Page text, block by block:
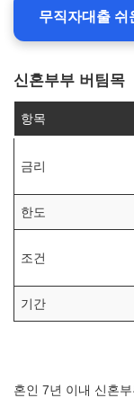
무직자대출
신혼부부 버팀목
항목
금리
한도
조건
기간
혼인 7년 이내 신혼